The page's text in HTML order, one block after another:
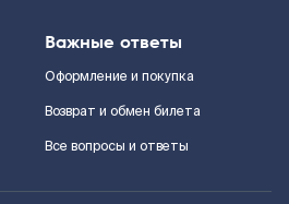
Важные ответы
Оформление и покупка
Возврат и обмен билета
Все вопросы и ответы